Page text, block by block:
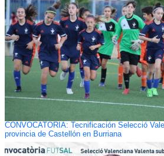
CONVOCATORIA: Tecnificación Selecció
provincia de Castellón en Burriana